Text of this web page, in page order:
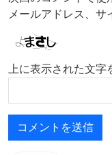
メールアドレス、サ
上に表示された文字